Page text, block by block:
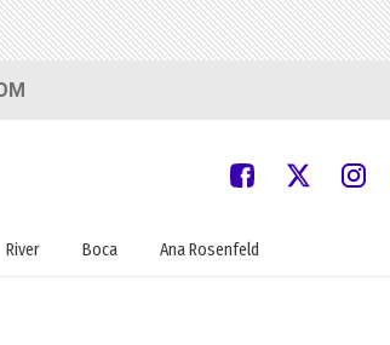
River Boca Ana Rosenfeld